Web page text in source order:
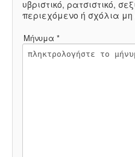
υβριστικό, ρατσιστικό,
περιεχόμενο ή σχόλια μη
Μήνυμα *